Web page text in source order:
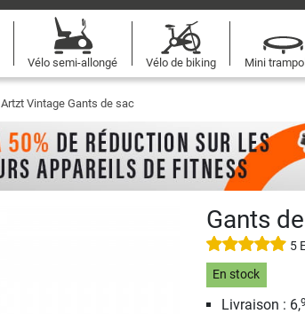
Vélo semi-allongé Vélo de biking Mini
Artzt Vintage Gants de sac
Gants
5
En stock
Livraison : 6,